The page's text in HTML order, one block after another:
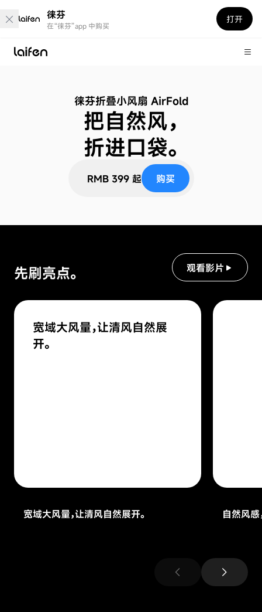
徕芬
在“徕芬”app 中购买
打开
徕芬折叠小风扇 AirFold
把自然风，
折进口袋。
购买
RMB 399 起
先刷亮点。 观看影片
宽域大风量，让清风自然展
开。
宽域大风量，让清风自然展开。 自然风感
chevron_left chevron_right